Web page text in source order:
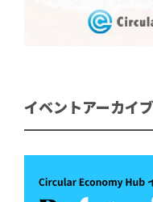
イベントアーカイ